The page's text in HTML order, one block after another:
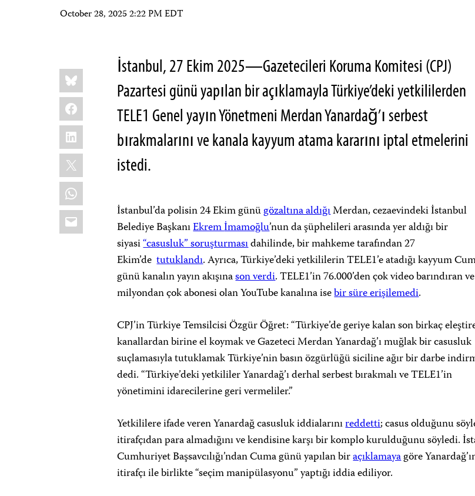
October 28, 2025 2:22 PM EDT
Share
this:
Bluesky
Facebook
LinkedIn
X
WhatsApp
Email
İstanbul, 27 Ekim 2025—Gazetecileri Koruma Komitesi (CPJ)
Pazartesi günü yapılan bir açıklamayla Türkiye’deki yetkililerden
TELE1 Genel yayın Yönetmeni Merdan Yanardağ’ı serbest
bırakmalarını ve kanala kayyum atama kararını iptal etmelerini
istedi.
İstanbul’da polisin 24 Ekim günügözaltına aldığıMerdan, cezaevindeki İstanbul
Belediye BaşkanıEkremİmamoğlu’nun da şüphelileri arasında yer aldığı bir
siyasi“casusluk” soruşturmasıdahilinde, bir mahkeme tarafından 27
Ekim’detutuklandı. Ayrıca, Türkiye’deki yetkililerin TELE1’e atadığı kayyum
günü kanalın yayın akışınason verdi. TELE1’in 76.000’den çok video barındıran
milyondan çok abonesi olan YouTube kanalına isebir süre erişilemedi.
CPJ’in Türkiye Temsilcisi Özgür Öğret: “Türkiye’de geriye kalan son birkaç
kanallardan birine el koymak ve Gazeteci Merdan Yanardağ’ı muğlak bir casusluk
suçlamasıyla tutuklamak Türkiye’nin basın özgürlüğü siciline ağır bir darbe
dedi. “Türkiye’deki yetkililer Yanardağ’ı derhal serbest bırakmalı ve TELE1’in
yönetimini idarecilerine geri vermeliler.”
Yetkililere ifade veren Yanardağ casusluk iddialarınıreddetti; casus olduğunu
itirafçıdan para almadığını ve kendisine karşı bir komplo kurulduğunu söyledi.
Cumhuriyet Başsavcılığı’ndan Cuma günü yapılan biraçıklamayagöre
itirafçı ile birlikte “seçim manipülasyonu” yaptığı iddia ediliyor.